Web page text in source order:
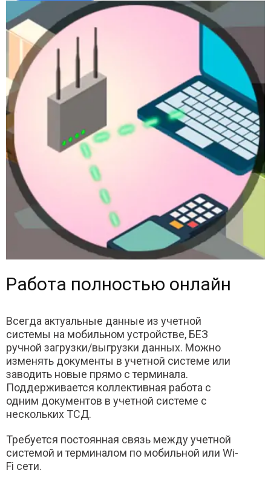
Работа полностью онлайн
Всегда актуальные данные из учетной
системы на мобильном устройстве, БЕЗ
ручной загрузки/выгрузки данных. Можно
изменять документы в учетной системе или
заводить новые прямо с терминала.
Поддерживается коллективная работа с
одним документов в учетной системе с
нескольких ТСД.
Требуется постоянная связь между учетной
системой и терминалом по мобильной или Wi-
Fi сети.